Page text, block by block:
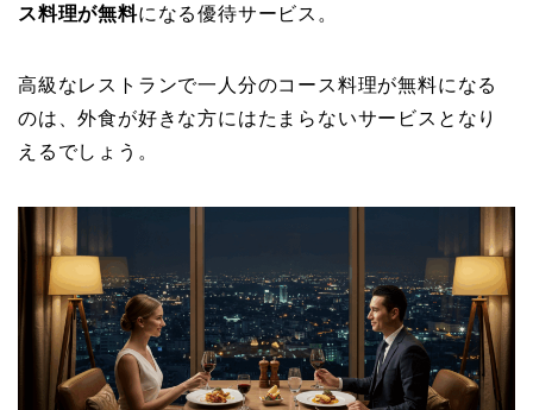
ス料理が無料になる優待サービス。
高級なレストランで一人分のコース料理が無料になる
のは、外食が好きな方にはたまらないサービスとなり
えるでしょう。